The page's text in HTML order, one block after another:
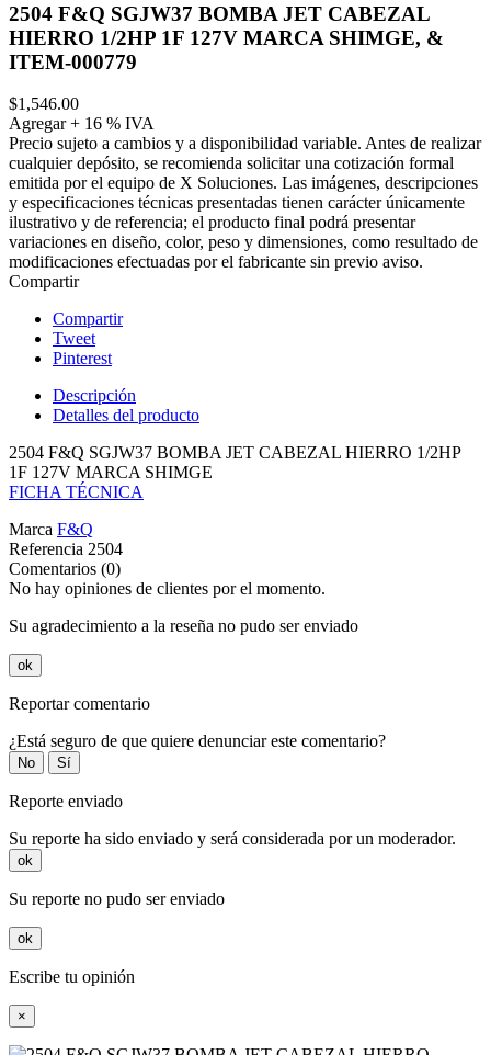
2504 F&Q SGJW37 BOMBA JET CABEZAL
HIERRO 1/2HP 1F 127V MARCA SHIMGE, &
ITEM-000779
$1,546.00
Agregar + 16 % IVA
Precio sujeto a cambios y a disponibilidad variable. Antes de realizar
cualquier depósito, se recomienda solicitar una cotización formal
emitida por el equipo de X Soluciones. Las imágenes, descripciones
y especificaciones técnicas presentadas tienen carácter únicamente
ilustrativo y de referencia; el producto final podrá presentar
variaciones en diseño, color, peso y dimensiones, como resultado de
modificaciones efectuadas por el fabricante sin previo aviso.
Compartir
Compartir
Tweet
Pinterest
Descripción
Detalles del producto
2504 F&Q SGJW37 BOMBA JET CABEZAL HIERRO 1/2HP
1F 127V MARCA SHIMGE
FICHA TÉCNICA
Marca F&Q
Referencia 2504
Comentarios (0)
No hay opiniones de clientes por el momento.
Su agradecimiento a la reseña no pudo ser enviado
ok
Reportar comentario
¿Está seguro de que quiere denunciar este comentario?
No Sí
Reporte enviado
Su reporte ha sido enviado y será considerada por un moderador.
ok
Su reporte no pudo ser enviado
ok
Escribe tu opinión
×